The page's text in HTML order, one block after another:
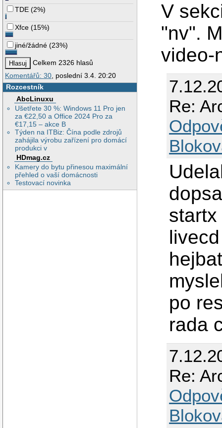
TDE (2%)
Xfce (15%)
jiné/žádné (23%)
Celkem 2326 hlasů
Komentářů: 30 , poslední 3.4. 20:20
Rozcestník
AbcLinuxu
Ušetřete 30 %: Windows 11 Pro jen
za €22,50 a Office 2024 Pro za
€17,15 – akce B
Týden na ITBiz: Čína podle zdrojů
zahájila výrobu zařízení pro domácí
produkci v
HDmag.cz
Kamery do bytu přinesou maximální
přehled o vaší domácnosti
Testovací novinka
V
"nv".
video-
Re:
po
rada
Re: